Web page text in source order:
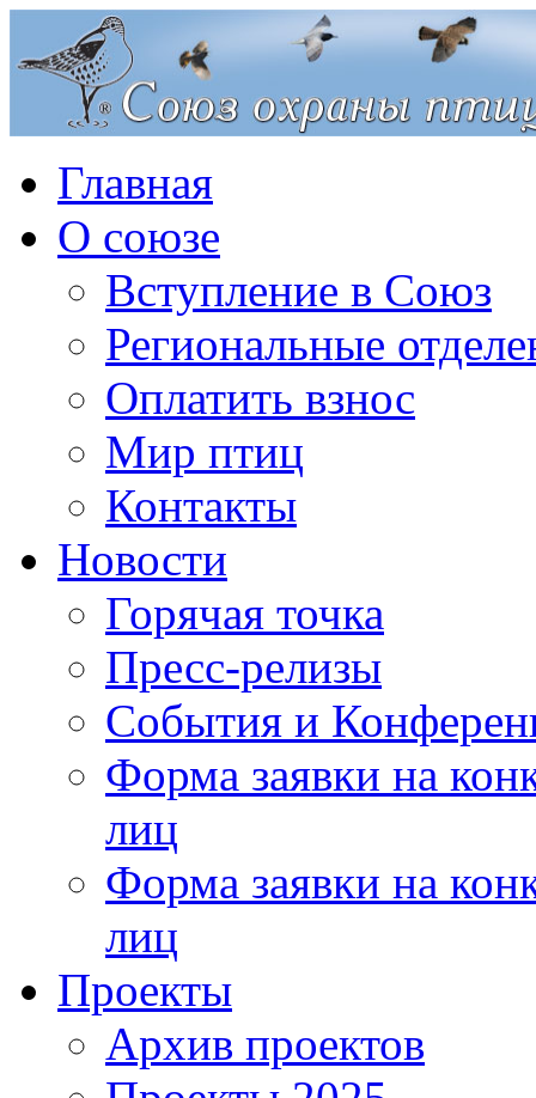
Главная
О союзе
Вступление в Союз
Региональные
Оплатить взнос
Мир птиц
Контакты
Новости
Горячая точка
Пресс-релизы
События и
Форма заявки на
лиц
Форма заявки на
лиц
Проекты
Архив проектов